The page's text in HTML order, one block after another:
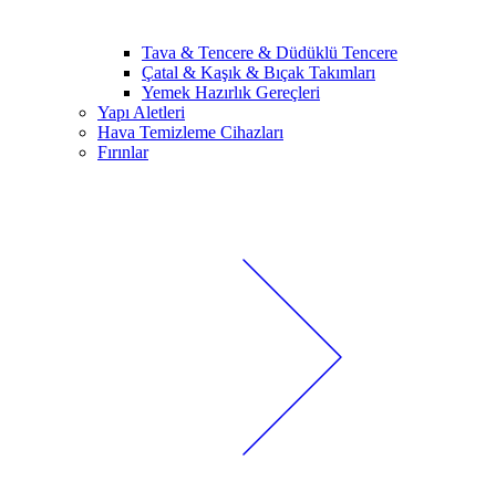
Tava & Tencere & Düdüklü Tencere
Çatal & Kaşık & Bıçak Takımları
Yemek Hazırlık Gereçleri
Yapı Aletleri
Hava Temizleme Cihazları
Fırınlar